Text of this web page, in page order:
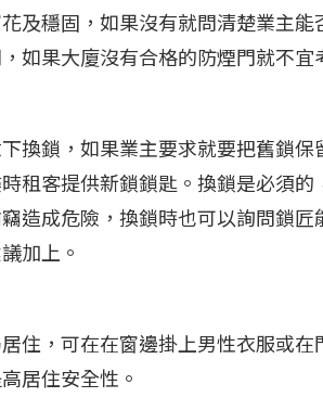
及穩固，如果沒有就問清楚業主能
如果大廈沒有合格的防煙門就不宜
換鎖，如果業主要求就要把舊鎖保
租客提供新鎖鎖匙。換鎖是必須的
造成危險，換鎖時也可以詢問鎖匠
加上。
住，可在在窗邊掛上男性衣服或在
居住安全性。